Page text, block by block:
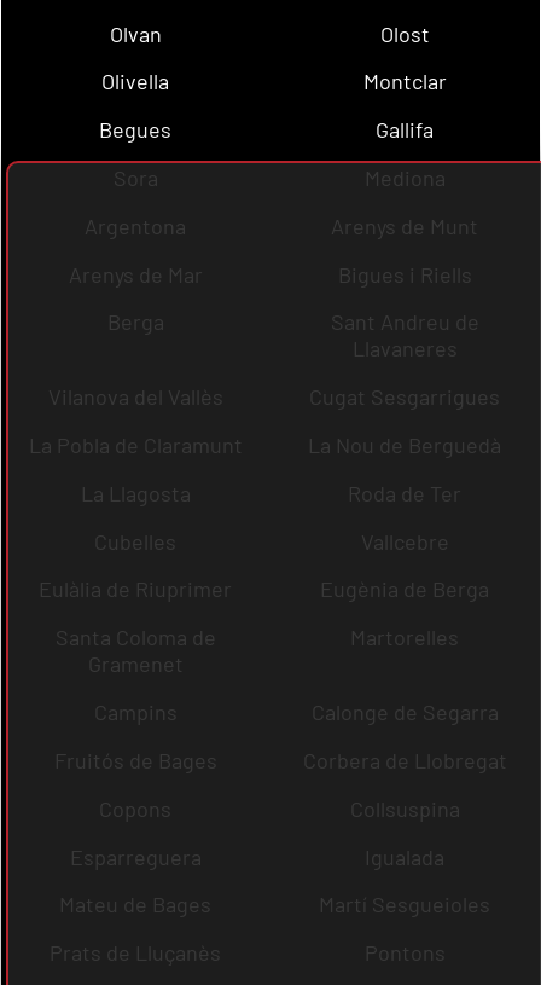
Olvan
Olost
Olivella
Montclar
Begues
Gallifa
Sora
Mediona
Argentona
Arenys de Munt
Arenys de Mar
Bigues i Riells
Berga
Sant Andreu de
Llavaneres
Vilanova del Vallès
Cugat Sesgarrigues
La Pobla de Claramunt
La Nou de Berguedà
La Llagosta
Roda de Ter
Cubelles
Vallcebre
Eulàlia de Riuprimer
Eugènia de Berga
Santa Coloma de
Gramenet
Martorelles
Campins
Calonge de Segarra
Fruitós de Bages
Corbera de Llobregat
Copons
Collsuspina
Esparreguera
Igualada
Mateu de Bages
Martí Sesgueioles
Prats de Lluçanès
Pontons